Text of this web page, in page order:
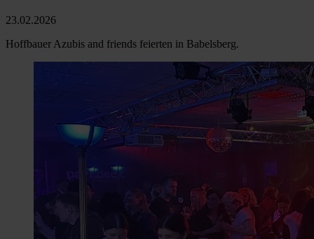
23.02.2026
Hoffbauer Azubis and friends feierten in Babelsberg.